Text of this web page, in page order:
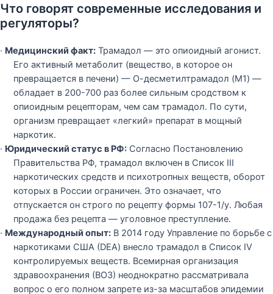
Что говорят современные исследования и
регуляторы?
· Медицинский факт: Трамадол — это опиоидный агонист.
Его активный метаболит (вещество, в которое он
превращается в печени) — О-десметилтрамадол (M1) —
обладает в 200-700 раз более сильным сродством к
опиоидным рецепторам, чем сам трамадол. По сути,
организм превращает «легкий» препарат в мощный
наркотик.
· Юридический статус в РФ: Согласно Постановлению
Правительства РФ, трамадол включен в Список III
наркотических средств и психотропных веществ, оборот
которых в России ограничен. Это означает, что
отпускается он строго по рецепту формы 107-1/у. Любая
продажа без рецепта — уголовное преступление.
· Международный опыт: В 2014 году Управление по борьбе с
наркотиками США (DEA) внесло трамадол в Список IV
контролируемых веществ. Всемирная организация
здравоохранения (ВОЗ) неоднократно рассматривала
вопрос о его полном запрете из-за масштабов эпидемии